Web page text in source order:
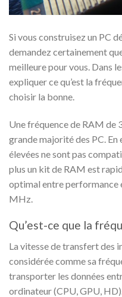
Si vous construisez un PC
demandez certainement
meilleure pour vous. Dans
expliquer ce qu’est la
choisir la bonne.
Une fréquence de RAM de
grande majorité des PC.
élevées ne sont pas
plus un kit de RAM est
optimal entre
MHz.
Qu’est-ce que la
La vitesse de transfert des
considérée comme sa
transporter les données
ordinateur (CPU, GPU,